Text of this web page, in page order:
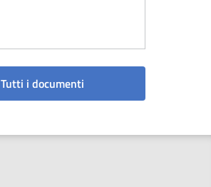
Tutti i documenti